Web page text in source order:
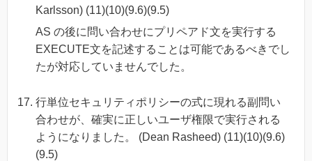
Karlsson) (11)(10)(9.6)(9.5)
AS の後に問い合わせにプリペアド文を実行する
EXECUTE文を記述することは可能であるべきでし
たが対応していませんでした。
行単位セキュリティポリシーの式に現れる副問い
合わせが、確実に正しいユーザ権限で実行される
ようになりました。 (Dean Rasheed) (11)(10)(9.6)
(9.5)